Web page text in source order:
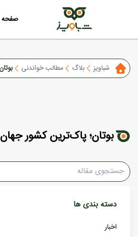
صفحه
شباویز بلاگ مطالب خواندنی
بوتان؛ پاک‌ترین کشور
دسته بندی ها
اخبار